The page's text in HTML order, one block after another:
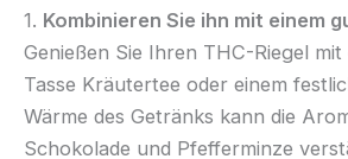
1. Kombinieren Sie ihn mit einem
Genießen Sie Ihren THC-Riegel
Tasse Kräutertee oder einem
Wärme des Getränks kann die
Schokolade und Pfefferminze